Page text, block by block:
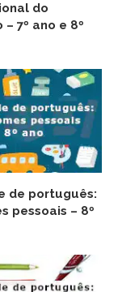
do
7º ano e 8º
de português:
pessoais – 8º